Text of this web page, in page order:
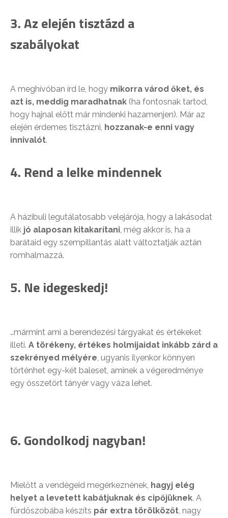
3. Az elején tisztázd a
szabályokat
A meghívóban írd le, hogy mikorra várod őket, és
azt is, meddig maradhatnak (ha fontosnak tartod,
hogy hajnal előtt már mindenki hazamenjen). Már az
elején érdemes tisztázni, hozzanak-e enni vagy
innivalót.
4. Rend a lelke mindennek
A házibuli legutálatosabb velejárója, hogy a lakásodat
illik jó alaposan kitakarítani, még akkor is, ha a
barátaid egy szempillantás alatt változtatják aztán
romhalmazzá.
5. Ne idegeskedj!
…mármint ami a berendezési tárgyakat és értékeket
illeti. A törékeny, értékes holmijaidat inkább zárd a
szekrényed mélyére, ugyanis ilyenkor könnyen
történhet egy-két baleset, aminek a végeredménye
egy összetört tányér vagy váza lehet.
6. Gondolkodj nagyban!
Mielőtt a vendégeid megérkeznének, hagyj elég
helyet a levetett kabátjuknak és cipőjüknek. A
fürdőszobába készíts pár extra törölközőt, nagy